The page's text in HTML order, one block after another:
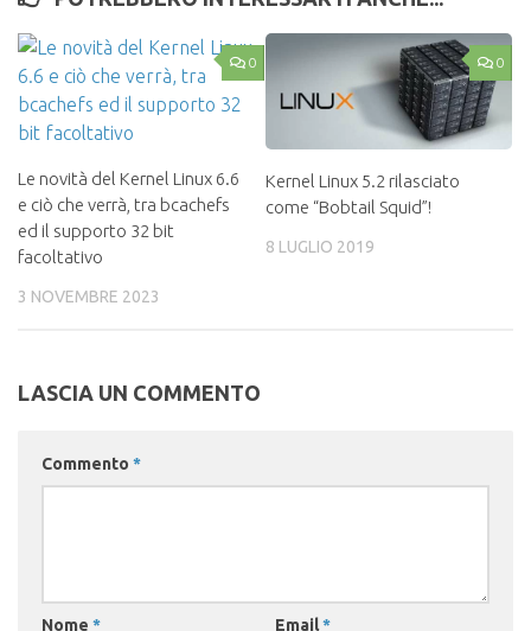
0
Le novità del Kernel Linux 6.6
e ciò che verrà, tra bcachefs
ed il supporto 32 bit
facoltativo
3 NOVEMBRE 2023
0
Kernel Linux 5.2 rilasciato
come “Bobtail Squid”!
8 LUGLIO 2019
LASCIA UN COMMENTO
Commento *
Nome * Email*